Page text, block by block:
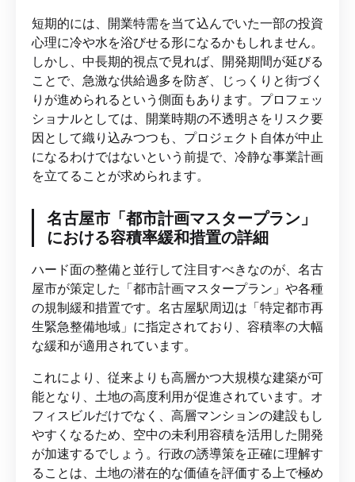
短期的には、開業特需を当て込んでいた一部の投資
心理に冷や水を浴びせる形になるかもしれません。
しかし、中長期的視点で見れば、開発期間が延びる
ことで、急激な供給過多を防ぎ、じっくりと街づく
りが進められるという側面もあります。プロフェッ
ショナルとしては、開業時期の不透明さをリスク要
因として織り込みつつも、プロジェクト自体が中止
になるわけではないという前提で、冷静な事業計画
を立てることが求められます。
名古屋市「都市計画マスタープラン」
における容積率緩和措置の詳細
ハード面の整備と並行して注目すべきなのが、名古
屋市が策定した「都市計画マスタープラン」や各種
の規制緩和措置です。名古屋駅周辺は「特定都市再
生緊急整備地域」に指定されており、容積率の大幅
な緩和が適用されています。
これにより、従来よりも高層かつ大規模な建築が可
能となり、土地の高度利用が促進されています。オ
フィスビルだけでなく、高層マンションの建設もし
やすくなるため、空中の未利用容積を活用した開発
が加速するでしょう。行政の誘導策を正確に理解す
ることは、土地の潜在的な価値を評価する上で極め